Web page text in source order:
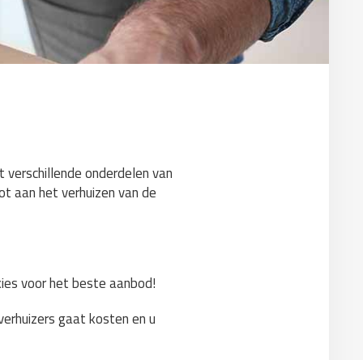
verschillende onderdelen van
aan het verhuizen van de
voor het beste aanbod!
gaat kosten en u